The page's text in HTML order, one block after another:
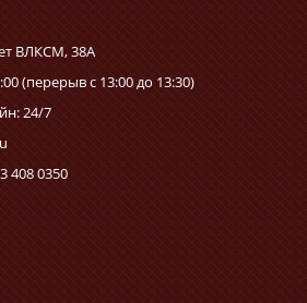
ВЛКСМ, 38А
(перерыв с 13:00 до 13:30)
24/7
408 0350